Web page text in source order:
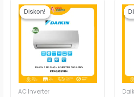
Diskon!
Diskon!
AC Inverter
aslinya
adalah:
Rp11.420.000.
saat
ini
adalah:
Rp11.270.000.